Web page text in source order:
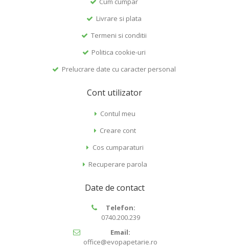
Livrare si plata
Termeni si conditii
Politica cookie-uri
Prelucrare date cu caracter personal
Cont utilizator
Contul meu
Creare cont
Cos cumparaturi
Recuperare parola
Date de contact
Telefon:
0740.200.239
Email:
office@evopapetarie.ro